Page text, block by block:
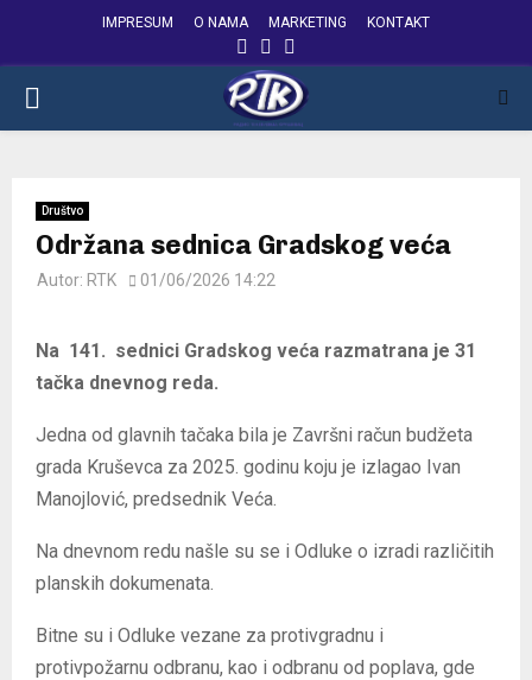
IMPRESUM O NAMA MARKETING KONTAKT
FACEBOOK
INSTAGRAM
PRIMARY
Društvo
Održana sednica Gradskog veća
Autor: RTK 01/06/2026 14:22
Na 141. sednici Gradskog veća razmatrana je 31
tačka dnevnog reda.
Jedna od glavnih tačaka bila je Završni račun budžeta
grada Kruševca za 2025. godinu koju je izlagao Ivan
Manojlović, predsednik Veća.
Na dnevnom redu našle su se i Odluke o izradi različitih
planskih dokumenata.
Bitne su i Odluke vezane za protivgradnu i
protivpožarnu odbranu, kao i odbranu od poplava, gde